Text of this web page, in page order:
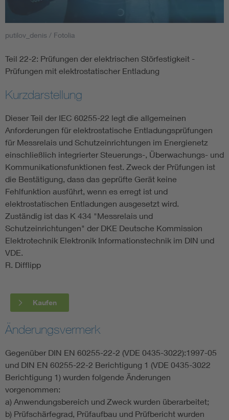
Smart Cities
Blitzschutz: DIN EN 62305 in der Übersicht
Circular Economy für mehr Ressourceneffizienz
Cybersecurity in der Industrieautomatisierung
DIN VDE 0100 für sichere Elektroinstallationen
Elektrofachkraft (EFK)
putilov_denis / Fotolia
Teil 22-2: Prüfungen der elektrischen Störfestigkeit -
Prüfungen mit elektrostatischer Entladung
Kurzdarstellung
Dieser Teil der IEC 60255-22 legt die allgemeinen
Anforderungen für elektrostatische Entladungsprüfungen
für Messrelais und Schutzeinrichtungen im Energienetz
einschließlich integrierter Steuerungs-, Überwachungs- und
Kommunikationsfunktionen fest. Zweck der Prüfungen ist
die Bestätigung, dass das geprüfte Gerät keine
Fehlfunktion ausführt, wenn es erregt ist und
elektrostatischen Entladungen ausgesetzt wird.
Zuständig ist das K 434 "Messrelais und
Schutzeinrichtungen" der DKE Deutsche Kommission
Elektrotechnik Elektronik Informationstechnik im DIN und
VDE.
R. Difflipp
Kaufen
Änderungsvermerk
Gegenüber DIN EN 60255-22-2 (VDE 0435-3022):1997-05
und DIN EN 60255-22-2 Berichtigung 1 (VDE 0435-3022
Berichtigung 1) wurden folgende Änderungen
vorgenommen:
a) Anwendungsbereich und Zweck wurden überarbeitet;
b) Prüfschärfegrad, Prüfaufbau und Prüfbericht wurden